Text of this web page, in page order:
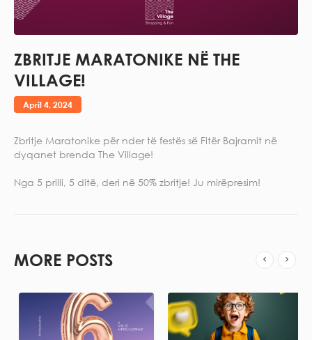
ZBRITJE MARATONIKE NË THE
VILLAGE!
April 4, 2024
Zbritje Maratonike për nder të festës së Fitër Bajramit në
dyqanet brenda The Village!
Nga 5 prilli, 5 ditë, deri në 50% zbritje! Ju mirëpresim!
MORE POSTS